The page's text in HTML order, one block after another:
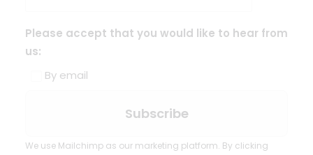
Please accept that you would like to hear from
us:
By email
We use Mailchimp as our marketing platform. By clicking